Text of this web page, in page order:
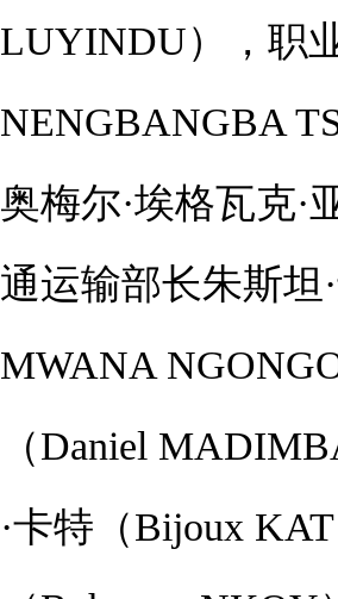
LUYINDU），职
NENGBANGBA
奥梅尔·埃格瓦克·
通运输部长朱斯坦
MWANA
（Daniel
·卡特（Bijoux